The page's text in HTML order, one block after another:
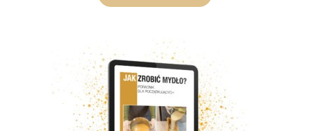
5 na
klientów